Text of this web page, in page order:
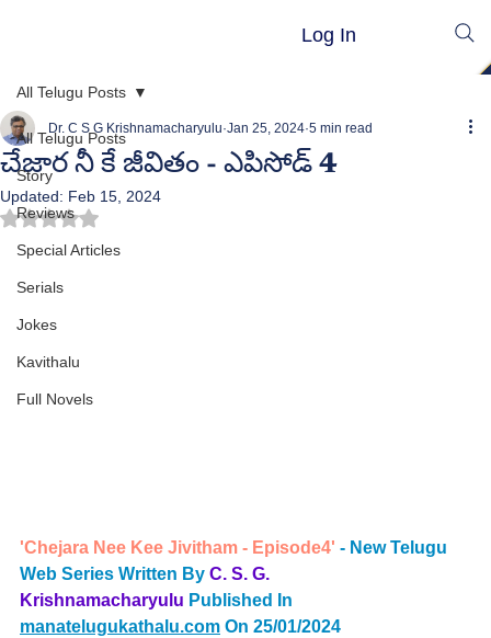
Log In
All Telugu Posts
Story
Reviews
Special Articles
Serials
Jokes
Kavithalu
Full Novels
All Telugu Posts
చేజార నీ కే జీవితం - ఎపిసోడ్ 4
Dr. C S G Krishnamacharyulu Jan 25, 2024 5 min read
Updated: Feb 15, 2024
Rated NaN out of 5 stars.
'Chejara Nee Kee Jivitham - Episode4' - New Telugu
Web Series Written By C. S. G.
Krishnamacharyulu Published In
manatelugukathalu.com On 25/01/2024